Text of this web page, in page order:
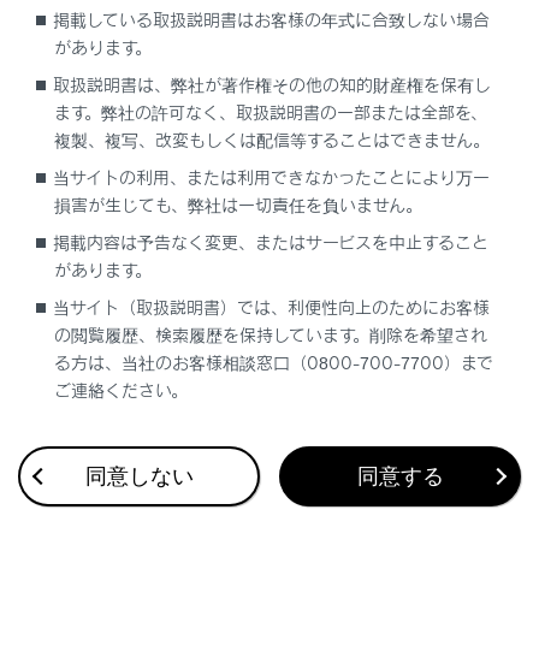
合わせて見られているページ
ITS Connect の概要
ITS Connect アイコンの見方
このページは役に立ちましたか？
掲載している取扱説明書はお客様の年式に合致しない場合
があります。
取扱説明書は、弊社が著作権その他の知的財産権を保有し
ます。弊社の許可なく、取扱説明書の一部または全部を、
複製、複写、改変もしくは配信等することはできません。
当サイトの利用、または利用できなかったことにより万一
損害が生じても、弊社は一切責任を負いません。
掲載内容は予告なく変更、またはサービスを中止すること
があります。
当サイト（取扱説明書）では、利便性向上のためにお客様
の閲覧履歴、検索履歴を保持しています。削除を希望され
る方は、当社のお客様相談窓口（0800-700-7700）まで
ご連絡ください。
同意しない 同意する